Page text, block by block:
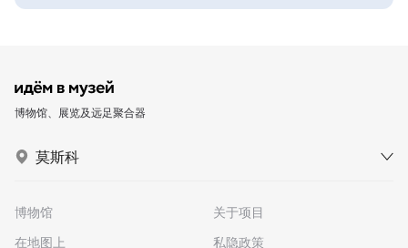
博物馆、展览及远足聚合器
莫斯科
博物馆
在地图上
关于项目
私隐政策